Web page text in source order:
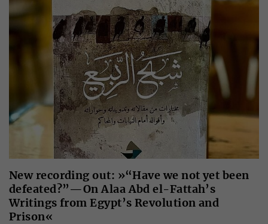
New recording out: »“Have we not yet been
defeated?”—On Alaa Abd el-Fattah’s
Writings from Egypt’s Revolution and
Prison«